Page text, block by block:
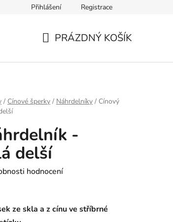
osobních údajů Ověřování recenzí
Přihlášení Registrace
PRÁZDNÝ KOŠÍK
/ Cínové šperky / Náhrdelníky / Cínový
-
delší
hodnocení
ze skla a z cínu ve stříbrné